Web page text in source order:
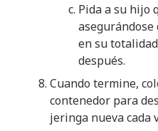
Pida a su hijo
en su
después.
Cuando termine,
contenedor para
jeringa nueva cada